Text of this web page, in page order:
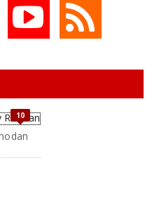
10